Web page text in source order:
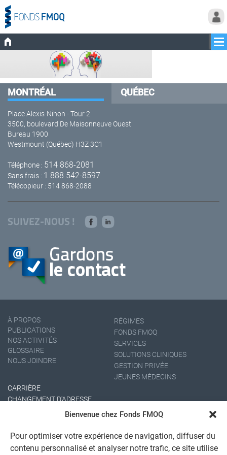
Bienvenue chez Fonds FMOQ
Pour optimiser votre expérience de navigation, diffuser du
contenu personnalisé et analyser notre trafic, ce site utilise
MONTRÉAL QUÉBEC
Place Alexis-Nihon - Tour 2
3500, boulevard De Maisonneuve Ouest
Bureau 1900
Westmount (Québec) H3Z 3C1
Téléphone : 514 868-2081
Sans frais : 1 888 542-8597
Télécopieur : 514 868-2088
SUIVEZ-NOUS !
À PROPOS
PUBLICATIONS
NOS ACTIVITÉS
GLOSSAIRE
NOUS JOINDRE
RÉGIMES
FONDS FMOQ
SERVICES
SOLUTIONS CLINIQUES
GESTION PRIVÉE
JEUNES MÉDECINS
CARRIÈRE
CHANGEMENT D'ADRESSE